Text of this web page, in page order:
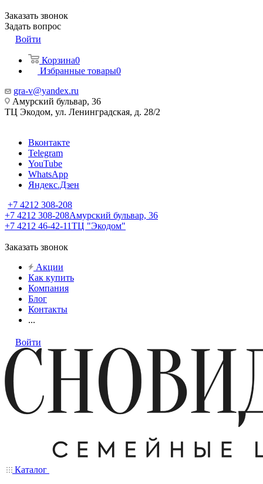
Заказать звонок
Задать вопрос
Войти
Корзина0
Избранные товары0
gra-v@yandex.ru
Амурский бульвар, 36
ТЦ Экодом, ул. Ленинградская, д. 28/2
Вконтакте
Telegram
YouTube
WhatsApp
Яндекс.Дзен
+7 4212 308-208
+7 4212 308-208Амурский бульвар, 36
+7 4212 46-42-11ТЦ "Экодом"
Заказать звонок
Акции
Как купить
Компания
Блог
Контакты
...
Войти
Каталог